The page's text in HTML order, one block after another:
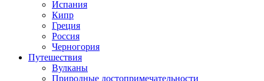
Испания
Кипр
Греция
Россия
Черногория
Путешествия
Вулканы
Природные достопримечательности